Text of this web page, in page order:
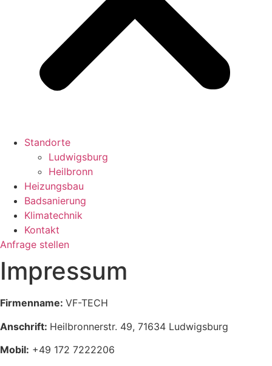
Standorte
Ludwigsburg
Heilbronn
Heizungsbau
Badsanierung
Klimatechnik
Kontakt
Anfrage stellen
Impressum
Firmenname: VF-TECH
Anschrift: Heilbronnerstr. 49, 71634 Ludwigsburg
Mobil: +49 172 7222206